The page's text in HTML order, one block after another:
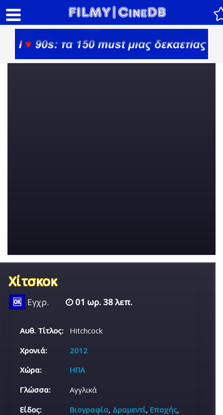
Χίτσκοκ
🆗 Εγχρ. 01 ωρ. 38 λεπ.
Αυθ. Τίτλος:
Hitchcock
Χρονιά:
2012
Χώρα:
ΗΠΑ
Γλώσσα:
Αγγλικά
Είδος:
Βιογραφία, Δραμεντί, Εποχής,